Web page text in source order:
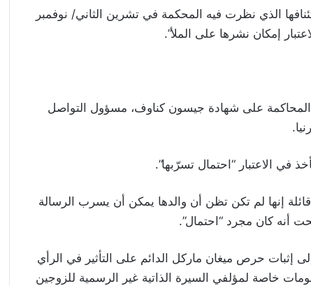
الذي نظرت فيه المحكمة في تشرين الثاني/ نوفمبر
إمكان نشرها على الملأ”.
المحاكمة على شهادة جيسون كناوف، مسؤول التواصل
في الاعتبار “احتمال تسرّبها”.
إنها لم تكن تظن أن والدها يمكن أن يسرب الرسالة
أنه كان مجرد “احتمال”.
إثبات حرص ميغان ماركل الدائم على التأثير في الرأي
خاصة لمؤلفي السيرة الذاتية غير الرسمية للزوجين